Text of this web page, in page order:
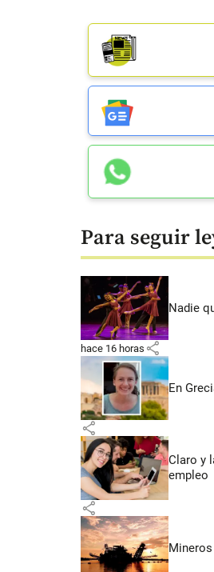
Para seguir
Nadie
hace 16 horas share
En
share
Claro y
empleo
share